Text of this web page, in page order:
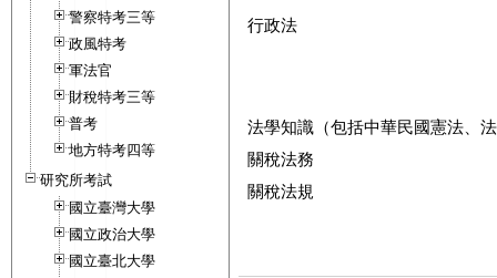
警察特考三等
政風特考
軍法官
財稅特考三等
普考
地方特考四等
研究所考試
國立臺灣大學
國立政治大學
國立臺北大學
行政法
法學知識（包括中華民國憲法、
關稅法務
關稅法規